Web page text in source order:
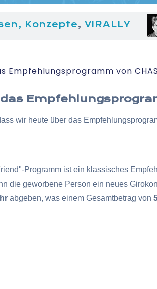
Konzepte, VIRALLY
Empfehlungsprogramm von
wir heute über das
Programm ist ein klassisches
die geworbene Person ein neues
abgeben, was einem Gesamtbetrag von